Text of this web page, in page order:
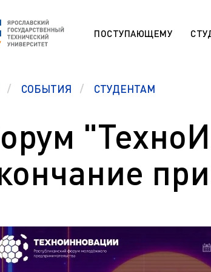
Программа «Поддержка
Section préparatoire pour les
étrangers (Fr)
Vorbereitungsabteilung für die
ausländischen Bürger (De)
Education for international
Обучение для иностранных
ПОСТУПАЮЩЕМУ
СОБЫТИЯ СТУДЕНТАМ